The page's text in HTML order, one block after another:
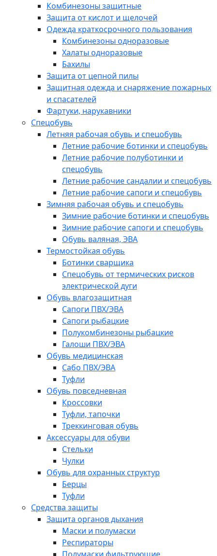
Комбинезоны защитные
Защита от кислот и щелочей
Одежда краткосрочного пользования
Комбинезоны одноразовые
Халаты одноразовые
Бахилы
Защита от цепной пилы
Защитная одежда и снаряжение пожарных
и спасателей
Фартуки, нарукавники
Спецобувь
Летняя рабочая обувь и спецобувь
Летние рабочие ботинки и спецобувь
Летние рабочие полуботинки и
спецобувь
Летние рабочие сандалии и спецобувь
Летние рабочие сапоги и спецобувь
Зимняя рабочая обувь и спецобувь
Зимние рабочие ботинки и спецобувь
Зимние рабочие сапоги и спецобувь
Обувь валяная, ЭВА
Термостойкая обувь
Ботинки сварщика
Спецобувь от термических рисков
электрической дуги
Обувь влагозащитная
Сапоги ПВХ/ЭВА
Сапоги рыбацкие
Полукомбинезоны рыбацкие
Галоши ПВХ/ЭВА
Обувь медицинская
Сабо ПВХ/ЭВА
Туфли
Обувь повседневная
Кроссовки
Туфли, тапочки
Треккинговая обувь
Аксессуары для обуви
Стельки
Чулки
Обувь для охранных структур
Берцы
Туфли
Средства защиты
Защита органов дыхания
Маски и полумаски
Респираторы